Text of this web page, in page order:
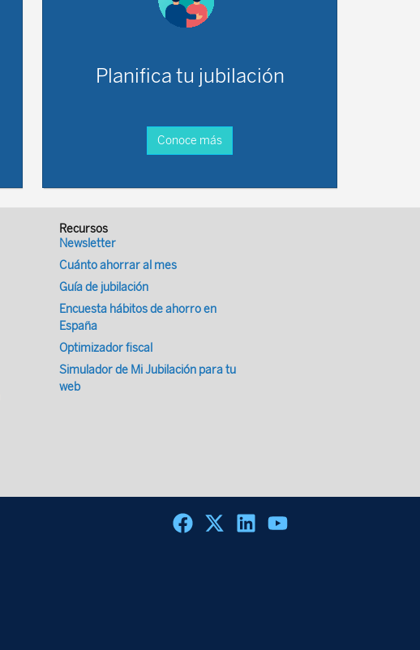
Planifica tu jubilación
Conoce más
Recursos
Newsletter
Cuánto ahorrar al mes
Guía de jubilación
Encuesta hábitos de ahorro en
España
Optimizador fiscal
Simulador de Mi Jubilación para tu
web